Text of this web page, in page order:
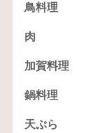
鳥料理
肉
加賀料理
鍋料理
天ぷら